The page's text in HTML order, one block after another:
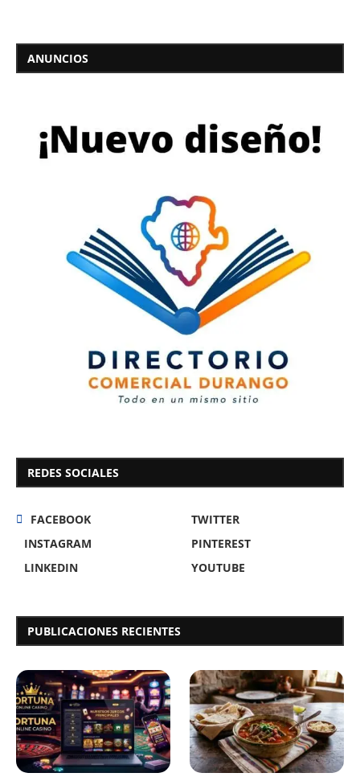
ANUNCIOS
REDES SOCIALES
FACEBOOK
TWITTER
INSTAGRAM
PINTEREST
LINKEDIN
YOUTUBE
PUBLICACIONES RECIENTES